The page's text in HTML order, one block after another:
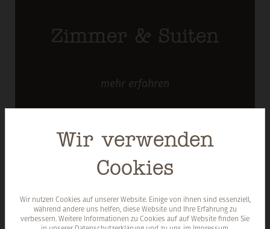
Zimmer & Suiten
mehr erfahren
Kulinarik
mehrerfahren
Wir verwenden
Cookies
Wir nutzen Cookies auf unserer Website. Einige von ihnen sind essenziell,
während andere uns helfen, diese Website und Ihre Erfahrung zu
verbessern. Weitere Informationen zu Cookies auf auf Website finden Sie